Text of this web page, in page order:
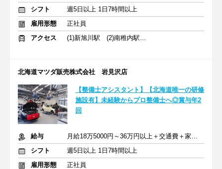
シフト
週5日以上 1日7時間以上
雇用形態
正社員
アクセス
(1)新旭川駅 (2)南稚内駅 (3)名寄駅
北海道マツダ販売株式会社 岩見沢店
【整備士アシスタント】【北海道唯一の研修
施設有】未経験からプロ整備士へ◎賞与年2
回
給与
月給18万5000円～36万円以上＋交通費＋家族手当＋住宅手当＋賞与
シフト
週5日以上 1日7時間以上
雇用形態
正社員